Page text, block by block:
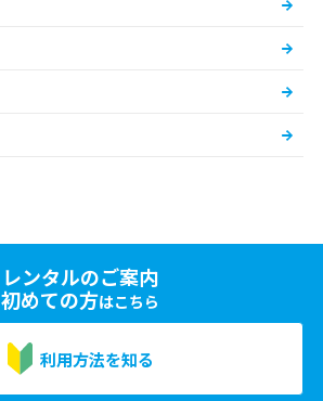
レンタルのご案内
初めての方はこちら
利用方法を知る